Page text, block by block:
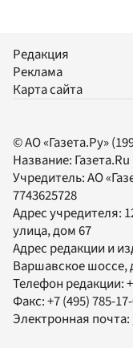
Редакция
Реклама
Карта сайта
© АО «Газета.Ру»
Название: Газета.Ru
Учредитель:АО
7743625728
Адрес учредителя:
улица, дом 67
Адрес редакции и
Варшавское шоссе,
Телефон редакции:
Факс:+7 (495) 785-
Электронная почта: